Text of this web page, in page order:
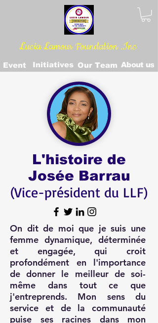
Lucia Lamour Foundation .Inc
Event Initiatives Our Team About us
L'histoire de
Josée Barrau
(Vice-président du LLF)
On dit de moi que je suis une
femme dynamique, déterminée
et engagée, qui croit
profondément en l'importance
de donner le meilleur de soi-
même dans tout ce que
j'entreprends. Mon sens du
service et de la communauté
puise ses racines dans mon